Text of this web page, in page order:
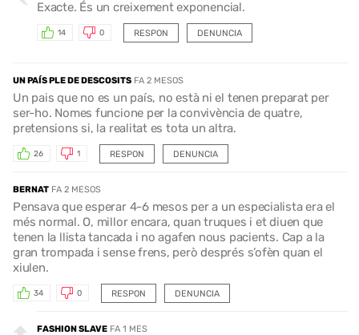
Exacte. És un creixement exponencial.
RESPON
14 0 DENUNCIA
UN PAÍS PLE DE DESCOSITS FA 2 MESOS
Un pais que no es un país, no està ni el tenen preparat per
ser-ho. Nomes funcione per la convivència de quatre,
pretensions si, la realitat es tota un altra.
RESPON
26 1 DENUNCIA
BERNAT FA 2 MESOS
Pensava que esperar 4-6 mesos per a un especialista era el
més normal. O, millor encara, quan truques i et diuen que
tenen la llista tancada i no agafen nous pacients. Cap a la
gran trompada i sense frens, però després s’ofèn quan el
xiulen.
RESPON
34 0 DENUNCIA
FASHION SLAVE FA 1 MES